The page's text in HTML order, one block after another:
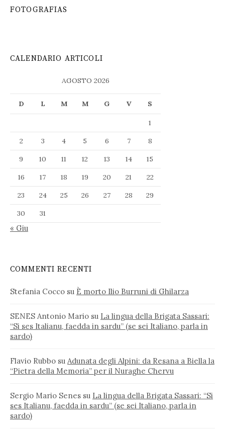
FOTOGRAFIAS
CALENDARIO ARTICOLI
AGOSTO 2026
D L M M G V S
1
2
3 4 5 6 7
8
9
10 11 12 13 14
15
16
17 18 19 20 21
22
23
24 25 26 27 28
29
30
31
« Giu
COMMENTI RECENTI
Stefania Cocco su È morto Ilio Burruni di Ghilarza
SENES Antonio Mario su La lingua della Brigata Sassari:
“Si ses Italianu, faedda in sardu” (se sei Italiano, parla in
sardo)
Flavio Rubbo su Adunata degli Alpini: da Resana a Biella la
“Pietra della Memoria” per il Nuraghe Chervu
Sergio Mario Senes su La lingua della Brigata Sassari: “Si
ses Italianu, faedda in sardu” (se sei Italiano, parla in
sardo)